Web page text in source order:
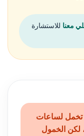
معنا للاستشارة
تخمل لساعات
لكن الخمول